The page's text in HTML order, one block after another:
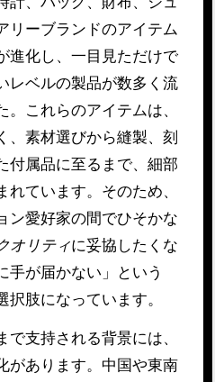
リーブランドのアイテム
進化し、一目見ただけで
レベルの製品が数多く流
これらのアイテムは、
、素材選びから縫製、刻
付属品に至るまで、細部
ています。そのため、
ン愛好家の間でひそかな
オリティに妥協したくな
手が届かない」という
肢になっています。
支持される背景には、
があります。中国や東南